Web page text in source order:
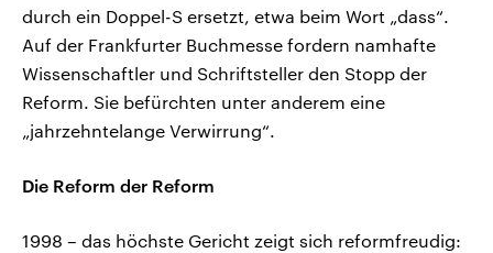
durch ein Doppel-S ersetzt, etwa beim Wort „dass“.
Auf der Frankfurter Buchmesse fordern namhafte
Wissenschaftler und Schriftsteller den Stopp der
Reform. Sie befürchten unter anderem eine
„jahrzehntelange Verwirrung“.
Die Reform der Reform
1998 – das höchste Gericht zeigt sich reformfreudig: